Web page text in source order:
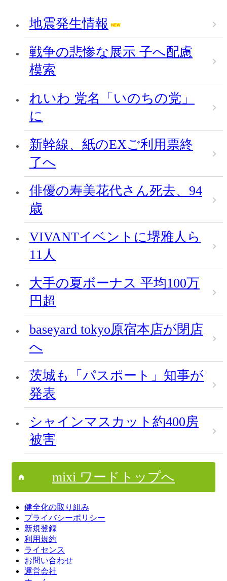
地震発生情報
戦争の悲惨な展示 子へ配慮
模索
れいわ 党名「いのちの党」
に
新幹線、紙のEXご利用票終
了へ
俳優の寿美花代さん死去、94
歳
VIVANTイベントに堺雅人ら
11人
大手の夏ボーナス 平均100万
円超
baseyard tokyo原宿本店が閉店
へ
茨城も「パスポート」知事が
発表
シャインマスカット約400房
被害
mixi ワードトップへ
健全化の取り組み
プライバシーポリシー
新規登録
利用規約
ライセンス
お問い合わせ
運営会社